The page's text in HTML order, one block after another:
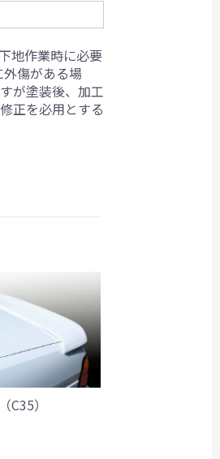
地作業時に必要
傷がある場
が塗装後、加工
正を必用とする
C35）